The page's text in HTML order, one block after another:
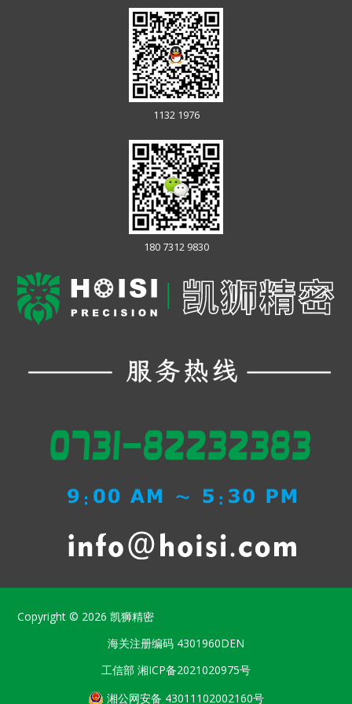
1132 1976
180 7312 9830
Copyright © 2026凯狮精密
海关注册编码 4301960DEN
工信部 湘ICP备2021020975号
湘公网安备 43011102002160号